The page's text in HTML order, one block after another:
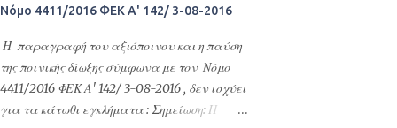
δικαιώματος με μέτρα ρυθμιστικού
κάθε άλλου είδους ρύθμιση, με την οποία
εξυπηρετούνται οι ανεπίδεκτες αναβολής
έννομες σχέσεις των διαδίκων και
παράλληλα εμπεδώνεται η δικαιϊκή ειρήνη. Η
Νόμο 4411/2016 ΦΕΚ Α' 142/ 3-08-2016
Η παραγραφή του αξιόποινου και η παύση
της ποινικής δίωξης σύμφωνα με τον Νόμο
4411/2016 ΦΕΚ Α' 142/ 3-08-2016 , δεν ισχύει
για τα κάτωθι εγκλήματα : Σημείωση: Η